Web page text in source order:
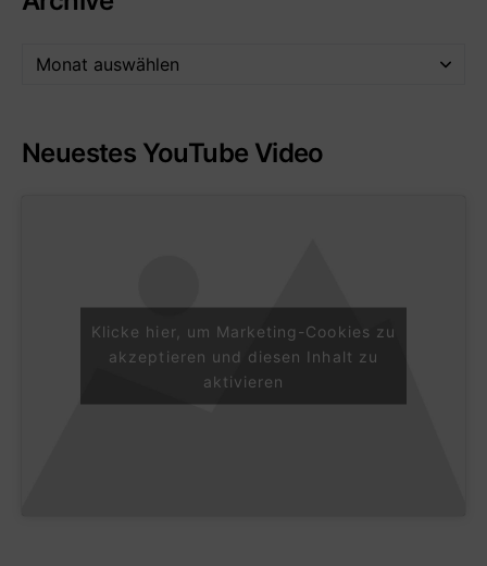
Neuestes YouTube Video
Klicke hier, um Marketing-Cookies zu
akzeptieren und diesen Inhalt zu
aktivieren